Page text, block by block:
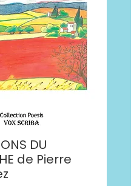
DU
de Pierre